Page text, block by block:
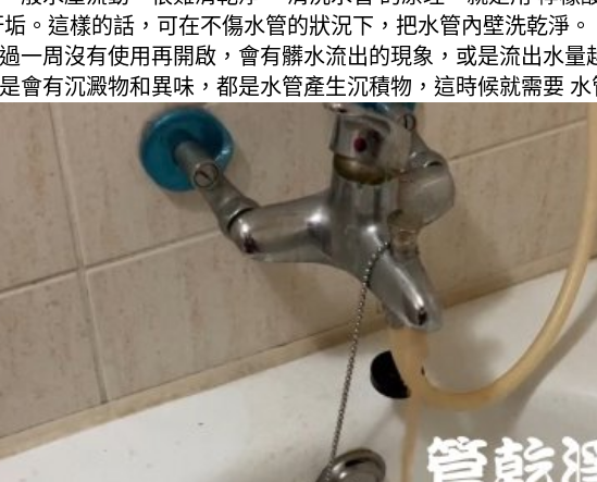
。這樣的話，可在不傷水管的狀況下，把水管內壁洗乾淨。
一周沒有使用再開啟，會有髒水流出的現象，或是流出水
會有沉澱物和異味，都是水管產生沉積物，這時候就需要 水